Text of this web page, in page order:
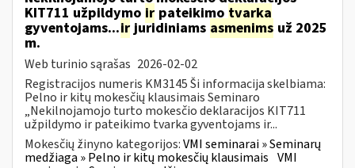
KIT711 užpildymo ir pateikimo tvarka
gyventojams...irjuridiniams asmenims už 2025
m.
Web turinio sąrašas 2026-02-02
Registracijos numeris KM3145 Ši informacija skelbiama:
Pelno ir kitų mokesčių klausimais Seminaro
„Nekilnojamojo turto mokesčio deklaracijos KIT711
užpildymo ir pateikimo tvarka gyventojams ir...
Mokesčių žinyno kategorijos:VMI seminarai » Seminarų
medžiaga » Pelno ir kitų mokesčių klausimais VMI